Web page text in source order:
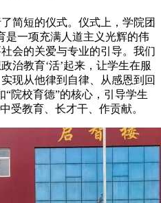
简短的仪式。仪式上，学院团
是一项充满人道主义光辉的伟
会的关爱与专业的引导。我们
治教育‘活’起来，让学生在服
现从他律到自律、从感恩到回
院校育德”的核心，引导学生
受教育、长才干、作贡献。